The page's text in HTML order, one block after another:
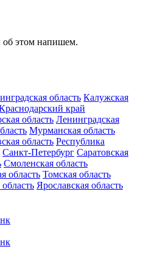
этом напишем.
область Калужская
край
область Ленинградская
Мурманская область
область Республика
Санкт-Петербург Саратовская
Смоленская область
область Томская область
Ярославская область